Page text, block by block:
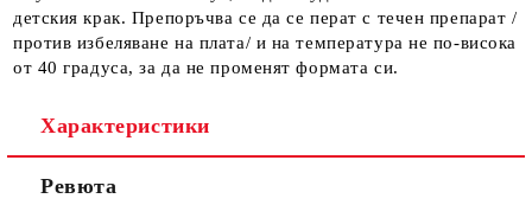
детския крак. Препоръчва се да се перат с течен препарат /
против избеляване на плата/ и на температура не по-висока
от 40 градуса, за да не променят формата си.
Характеристики
Ревюта